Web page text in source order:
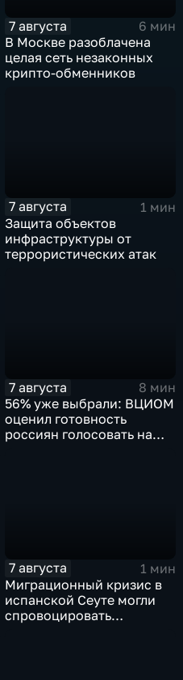
7 августа
6 мин
В Москве разоблачена
целая сеть незаконных
крипто-обменников
7 августа
1 мин
Защита объектов
инфраструктуры от
террористических атак
7 августа
8 мин
56% уже выбрали: ВЦИОМ
оценил готовность
россиян голосовать на
7 августа
1 мин
Миграционный кризис в
испанской Сеуте могли
спровоцировать